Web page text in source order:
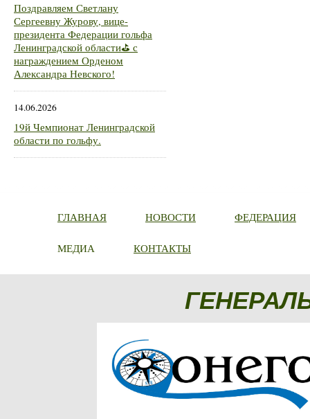
Поздравляем Светлану
Сергеевну Журову, вице-
президента Федерации гольфа
Ленинградской области⛳ с
награждением Орденом
Александра Невского!
14.06.2026
19й Чемпионат Ленинградской
области по гольфу.
ГЛАВНАЯ НОВОСТИ ФЕДЕРАЦИЯ
МЕДИА КОНТАКТЫ